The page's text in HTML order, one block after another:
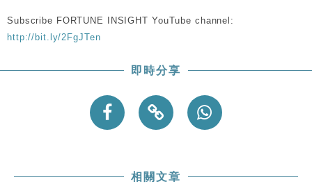
Subscribe FORTUNE INSIGHT YouTube channel:
http://bit.ly/2FgJTen
即時分享
相關文章